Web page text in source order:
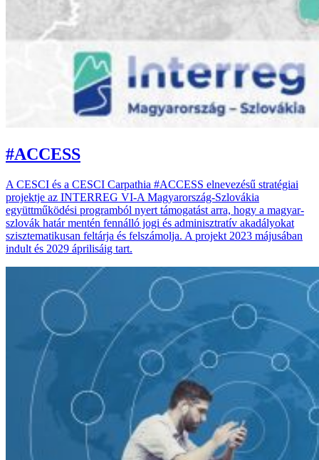
#ACCESS
A CESCI és a CESCI Carpathia #ACCESS elnevezésű stratégiai
projektje az INTERREG VI-A Magyarország-Szlovákia
együttműködési programból nyert támogatást arra, hogy a magyar-
szlovák határ mentén fennálló jogi és adminisztratív akadályokat
szisztematikusan feltárja és felszámolja. A projekt 2023 májusában
indult és 2029 áprilisáig tart.